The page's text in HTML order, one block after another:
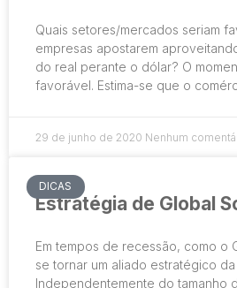
Quais setores/mercados seriam
empresas apostarem
do real perante o dólar? O
favorável. Estima-se que o
29 de junho de 2020 Nenhum
DICAS
Estratégia de Global
Em tempos de recessão, como o
se tornar um aliado estratégico
Independentemente do tamanho